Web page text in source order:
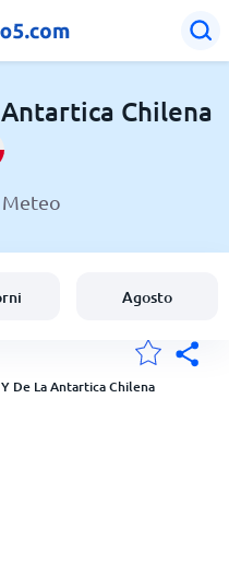
Chilena
Chilena
Agosto
De La Antartica Chilena